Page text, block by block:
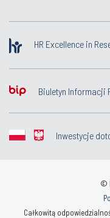
HR Excellence in
Biuletyn Informacji
Inwestycje
©
Całkowitą